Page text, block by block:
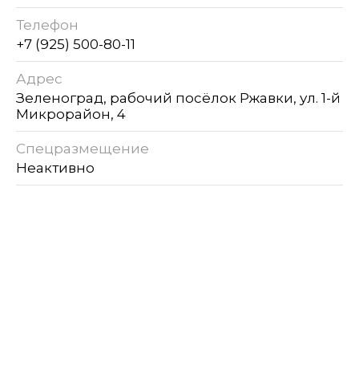
Телефон
+7 (925) 500-80-11
Адрес
Зеленоград, рабочий посёлок Ржавки, ул. 1-й
Микрорайон, 4
Спецразмещение
Неактивно